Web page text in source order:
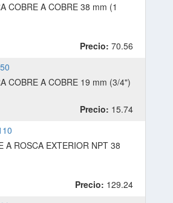
COBRE A COBRE 38 mm (1
Precio: 70.56
COBRE A COBRE 19 mm (3/4")
Precio: 15.74
A ROSCA EXTERIOR NPT 38
Precio: 129.24